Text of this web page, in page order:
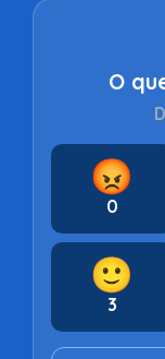
O
😡
0
🙂
3